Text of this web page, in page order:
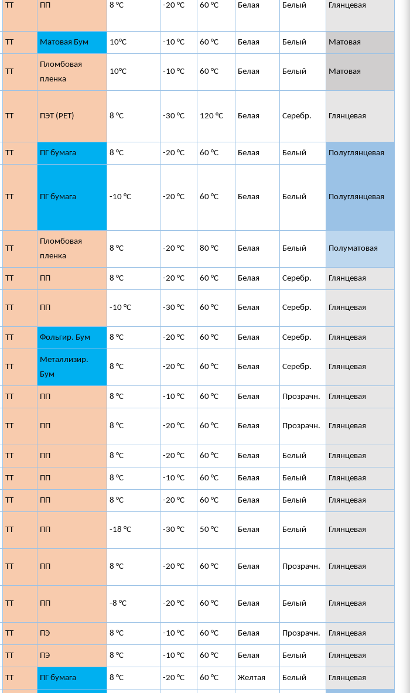
ТТ ПП 8 °C -20 °C 60 °C Белая Белый Глянцевая
ТТ Матовая Бум 10°C -10 °C 60 °C Белая Белый Матовая
ТТ
Пломбовая
пленка
10°C -10 °C 60 °C Белая Белый Матовая
ТТ ПЭТ (PET) 8 °C -30 °C 120 °C Белая Серебр. Глянцевая
ТТ ПГ бумага 8 °C -20 °C 60 °C Белая Белый Полуглянцевая
ТТ ПГ бумага -10 °C -20 °C 60 °C Белая Белый Полуглянцевая
ТТ
Пломбовая
пленка
8 °C -20 °C 80 °C Белая Белый Полуматовая
ТТ ПП 8 °C -20 °C 60 °C Белая Серебр. Глянцевая
ТТ ПП -10 °C -30 °C 60 °C Белая Серебр. Глянцевая
ТТ Фольгир. Бум 8 °C -20 °C 60 °C Белая Серебр. Глянцевая
ТТ
Металлизир.
Бум
8 °C -20 °C 60 °C Белая Серебр. Глянцевая
ТТ ПП 8 °C -10 °C 60 °C Белая Прозрачн. Глянцевая
ТТ ПП 8 °C -20 °C 60 °C Белая Прозрачн. Глянцевая
ТТ ПП 8 °C -20 °C 60 °C Белая Белый Глянцевая
ТТ ПП 8 °C -10 °C 60 °C Белая Белый Глянцевая
ТТ ПП 8 °C -20 °C 60 °C Белая Белый Глянцевая
ТТ ПП -18 °C -30 °C 50 °C Белая Белый Глянцевая
ТТ ПП 8 °C -20 °C 60 °C Белая Прозрачн. Глянцевая
ТТ ПП -8 °C -20 °C 60 °C Белая Белый Глянцевая
ТТ ПЭ 8 °C -10 °C 60 °C Белая Прозрачн. Глянцевая
ТТ ПЭ 8 °C -10 °C 60 °C Белая Белый Глянцевая
ТТ ПГ бумага 8 °C -20 °C 60 °C Желтая Белый Глянцевая